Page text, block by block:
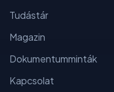
Tudástár
Magazin
Dokumentumminták
Kapcsolat